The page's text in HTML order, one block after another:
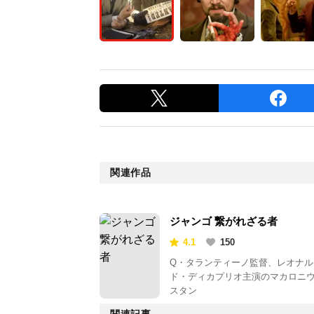
関連作品
ジャンゴ 繋がれざる者
4.1
150
Q・タランティーノ監督、レオナル
ド・ディカプリオ主演のマカロニ
スタン